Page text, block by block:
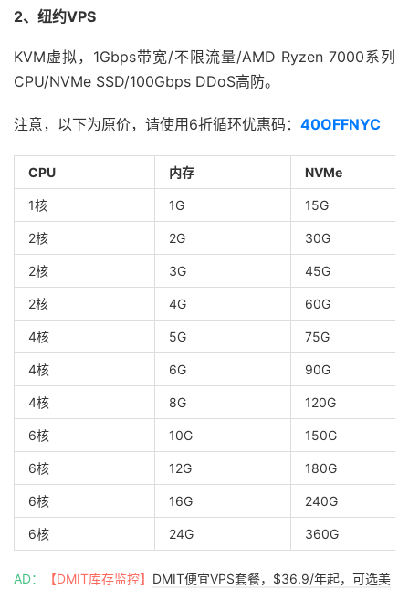
2、纽约VPS
KVM虚拟，1Gbps带宽/不限流量/AMD Ryzen 7000系列
CPU/NVMe SSD/100Gbps DDoS高防。
注意，以下为原价，请使用6折循环优惠码： 40OFFNYC
CPU 内存 NVMe
1核 1G 15G
2核 2G 30G
2核 3G 45G
2核 4G 60G
4核 5G 75G
4核 6G 90G
4核 8G 120G
6核 10G 150G
6核 12G 180G
6核 16G 240G
6核 24G 360G
AD： 【DMIT库存监控】 DMIT便宜VPS套餐，$36.9/年起，可选美